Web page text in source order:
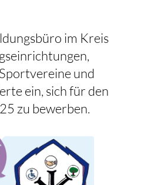
im Kreis
und
ein, sich für den
zu bewerben.